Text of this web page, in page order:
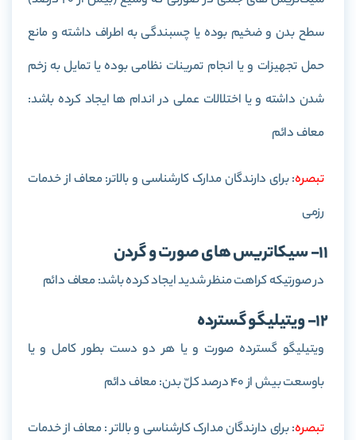
سطح بدن و ضخیم بوده یا چسبندگی به اطراف داشته و مانع
حمل تجهیزات و یا انجام تمرینات نظامی بوده یا تمایل به زخم
شدن داشته و یا اختلالات عملی در اندام ها ایجاد کرده باشد:
معاف دائم
تبصره: برای دارندگان مدارک کارشناسی و بالاتر: معاف از خدمات
رزمی
11- سیکاتریس های صورت و گردن
در صورتیکه کراهت منظر شدید ایجاد کرده باشد: معاف دائم
12- ویتیلیگو گسترده
ویتیلیگو گسترده صورت و یا هر دو دست بطور کامل و یا
باوسعت بیش از 40 درصد کلّ بدن: معاف دائم
تبصره: برای دارندگان مدارک کارشناسی و بالاتر : معاف از خدمات